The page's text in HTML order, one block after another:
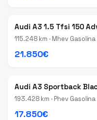
Audi A3 1.5 Tfsi 150
115.248 km · Mhev
21.850€
Audi A3 Sportback
193.428 km · Phev
17.850€